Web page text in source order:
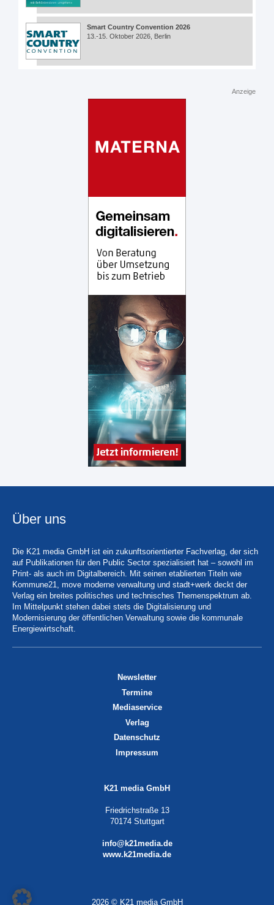
Smart Country Convention 2026
13.-15. Oktober 2026, Berlin
Anzeige
Über uns
Die K21 media GmbH ist ein zukunftsorientierter Fachverlag, der sich
auf Publikationen für den Public Sector spezialisiert hat – sowohl im
Print- als auch im Digitalbereich. Mit seinen etablierten Titeln wie
Kommune21, move moderne verwaltung und stadt+werk deckt der
Verlag ein breites politisches und technisches Themenspektrum ab.
Im Mittelpunkt stehen dabei stets die Digitalisierung und
Modernisierung der öffentlichen Verwaltung sowie die kommunale
Energiewirtschaft.
Newsletter
Termine
Mediaservice
Verlag
Datenschutz
Impressum
K21 media GmbH
Friedrichstraße 13
70174 Stuttgart
info@k21media.de
www.k21media.de
2026 © K21 media GmbH